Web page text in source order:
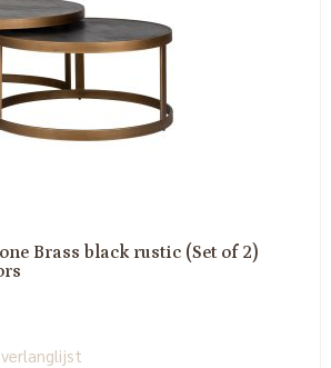
Brass black rustic (Set of 2)